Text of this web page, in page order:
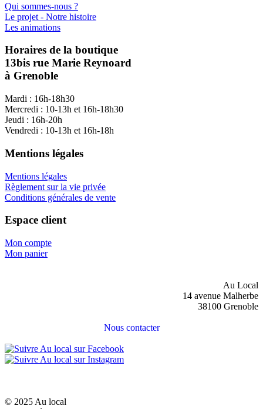
Qui sommes-nous ?
Le projet - Notre histoire
Les animations
Horaires de la boutique
13bis rue Marie Reynoard
à Grenoble
Mardi : 16h-18h30
Mercredi : 10-13h et 16h-18h30
Jeudi : 16h-20h
Vendredi : 10-13h et 16h-18h
Mentions légales
Mentions légales
Règlement sur la vie privée
Conditions générales de vente
Espace client
Mon compte
Mon panier
Au Local
14 avenue Malherbe
38100 Grenoble
Nous contacter
© 2025 Au local